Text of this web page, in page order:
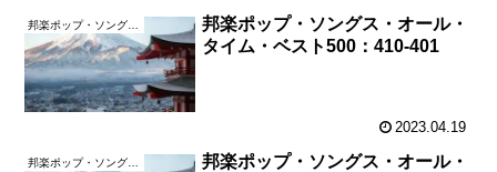
邦楽ポップ・ソングス・オール・
タイム・ベスト500：410-401
2023.04.19
邦楽ポップ・ソングス・オール・